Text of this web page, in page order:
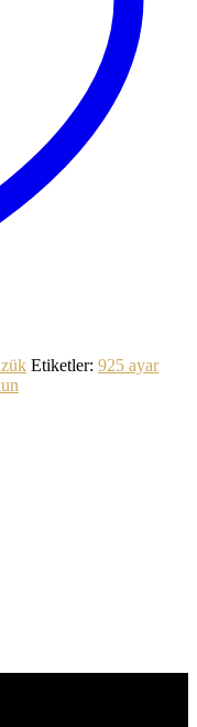
Etiketler: 925 ayar